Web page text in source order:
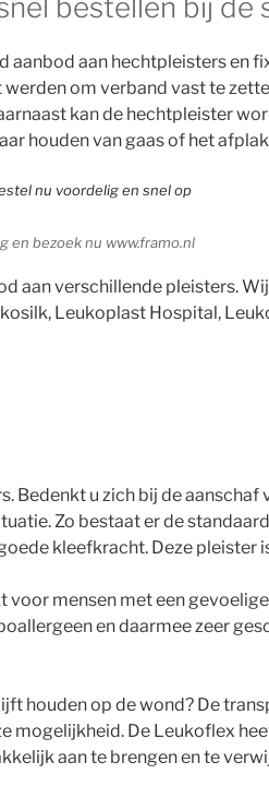
bestellen bij dé
aanbod aan hechtpleisters en
om verband vast te
kan de hechtpleister
houden van gaas of het
en bezoek nu www.framo.nl
aan verschillende pleisters.
Leukoplast Hospital,
Bedenkt u zich bij de aanschaf
Zo bestaat er de
kleefkracht. Deze pleister
mensen met een
en daarmee zeer
houden op de wond? De
mogelijkheid. De Leukoflex
aan te brengen en te